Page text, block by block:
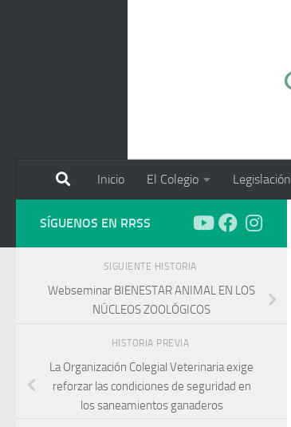
Inicio El Colegio Legislación
SÍGUENOS EN RRSS
SIGUIENTE HISTORIA
Webseminar BIENESTAR ANIMAL EN LOS
NÚCLEOS ZOOLÓGICOS
HISTORIA PREVIA
La Organización Colegial Veterinaria exige
reforzar las condiciones de seguridad en
los saneamientos ganaderos